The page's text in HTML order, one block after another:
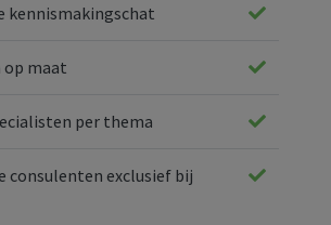
kennismakingschat
maat
per thema
consulenten exclusief bij